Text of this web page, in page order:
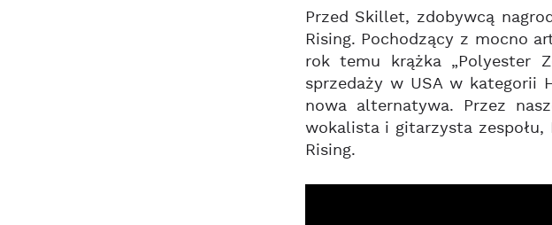
Przed Skillet, zdobywcą
Rising. Pochodzący z mocno
rok temu krążka „Polyester
sprzedaży w USA w kategorii
nowa alternatywa. Przez
wokalista i gitarzysta zespołu,
Rising.